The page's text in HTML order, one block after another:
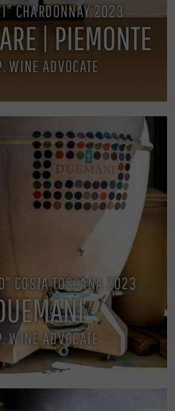
CHARDONNAY 2023
| PIEMONTE
WINE ADVOCATE
COSTA TOSCANA 2023
WINE ADVOCATE